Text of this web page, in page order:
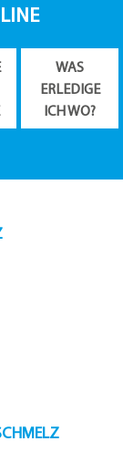
WAS
ERLEDIGE
ICH WO?